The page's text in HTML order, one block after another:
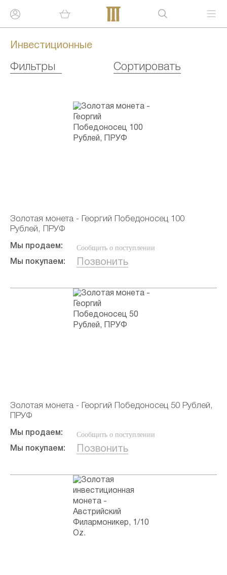
Инвестиционные
Фильтры Сортировать
Золотая монета - Георгий Победоносец 100
Pублей, ПРУФ
Мы продаем: Сообщить о поступлении
Мы покупаем: Позвонить
Золотая монета - Георгий Победоносец 50 Pублей,
ПРУФ
Мы продаем: Сообщить о поступлении
Мы покупаем: Позвонить